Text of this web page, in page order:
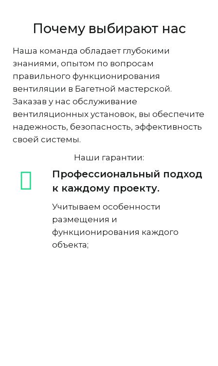
Почему выбирают нас
Наша команда обладает глубокими
знаниями, опытом по вопросам
правильного функционирования
вентиляции в Багетной мастерской.
Заказав у нас обслуживание
вентиляционных установок, вы обеспечите
надежность, безопасность, эффективность
своей системы.
Наши гарантии:
Профессиональный подход
к каждому проекту.
Учитываем особенности
размещения и
функционирования каждого
объекта;